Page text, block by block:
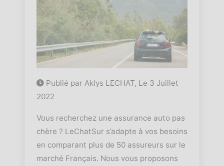
Publié par Aklys LECHAT, Le 3 Juillet
2022
Vous recherchez une assurance auto pas
chère ? LeChatSur s’adapte à vos besoins
en comparant plus de 50 assureurs sur le
marché Français. Nous vous proposons